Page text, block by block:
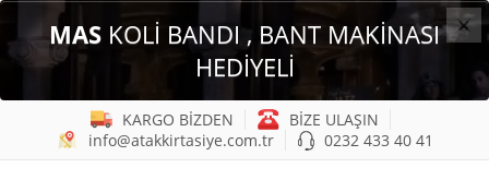
×
MAS KOLİ BANDI , BANT MAKİNASI
HEDİYELİ
KARGO BİZDEN
BİZE ULAŞIN
info@atakkirtasiye.com.tr
0232 433 40 41